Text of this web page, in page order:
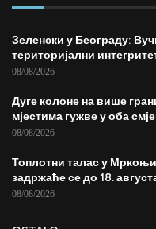
Зеленски у Београду:
територијални
08/08/2026
Дуге колоне на више
мјестима гужве у оба
08/08/2026
Топлотни талас у
задржаће се до 18.
08/08/2026